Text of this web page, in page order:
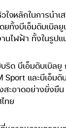
จหลักในการนำ
ยทั้งบีเอ็มดับเบิ
ไฟฟ้า ทั้งในรูป
ด บีเอ็มดับเบิล
Sport และบีเอ็
อาดอย่างยั่งยืน
ทย